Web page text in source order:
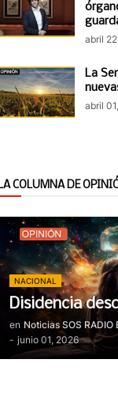
abril
La
abril
LA COLUMNA DE
NACIONAL
Disidencia
en Noticias SOS RADIO
- junio 01, 2026